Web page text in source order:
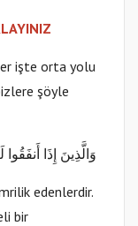
işte orta yolu
şöyle
وَالَّذِينَ إِذَا
edenlerdir.
bir